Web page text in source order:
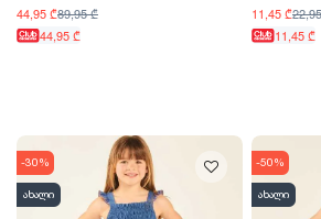
44,95 ₾89,95 ₾
44,95 ₾
11,45 ₾
11,45 ₾
-30%
ახალი
-50%
ახალი